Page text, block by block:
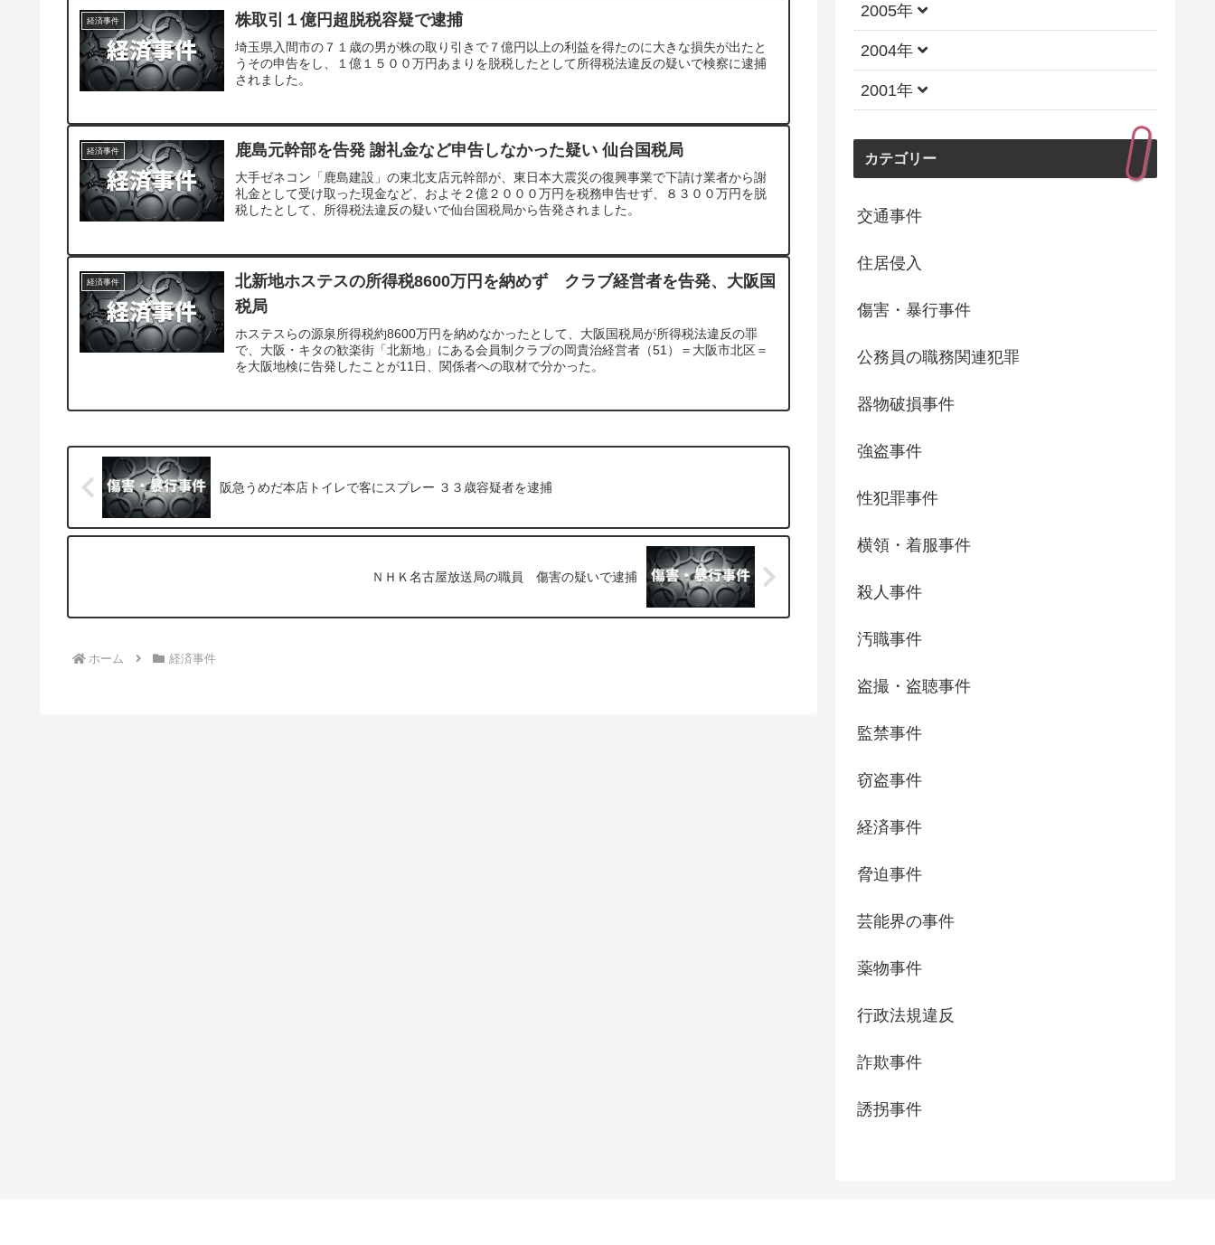
経済事件 株取引１億円超脱税容疑で逮捕
埼玉県入間市の７１歳の男が株の取り引きで７億円以上の利益を得たのに大きな損失が出たと
うその申告をし、１億１５００万円あまりを脱税したとして所得税法違反の疑いで検察に逮捕
されました。
経済事件 鹿島元幹部を告発 謝礼金など申告しなかった疑い 仙台国税局
大手ゼネコン「鹿島建設」の東北支店元幹部が、東日本大震災の復興事業で下請け業者から謝
礼金として受け取った現金など、およそ２億２０００万円を税務申告せず、８３００万円を脱
税したとして、所得税法違反の疑いで仙台国税局から告発されました。
経済事件
北新地ホステスの所得税8600万円を納めず クラブ経営者を告発、大阪国
税局
ホステスらの源泉所得税約8600万円を納めなかったとして、大阪国税局が所得税法違反の罪
で、大阪・キタの歓楽街「北新地」にある会員制クラブの岡貴治経営者（51）＝大阪市北区＝
を大阪地検に告発したことが11日、関係者への取材で分かった。
阪急うめだ本店トイレで客にスプレー ３３歳容疑者を逮捕
ＮＨＫ名古屋放送局の職員 傷害の疑いで逮捕
ホーム 経済事件
2005年
2004年
2001年
カテゴリー
交通事件
住居侵入
傷害・暴行事件
公務員の職務関連犯罪
器物破損事件
強盗事件
性犯罪事件
横領・着服事件
殺人事件
汚職事件
盗撮・盗聴事件
監禁事件
窃盗事件
経済事件
脅迫事件
芸能界の事件
薬物事件
行政法規違反
詐欺事件
誘拐事件